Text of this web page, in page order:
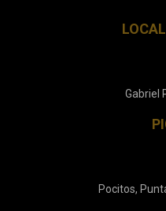
Gabriel
Pocitos,